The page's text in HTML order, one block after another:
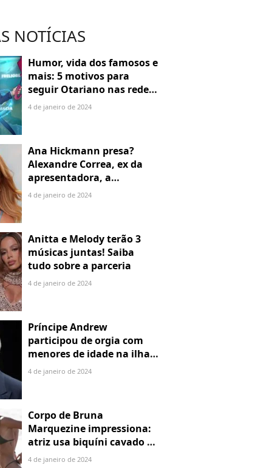
NOTÍCIAS
Humor, vida dos famosos e
mais: 5 motivos para
seguir Otariano nas redes
sociais
4 de janeiro de 2024
Ana Hickmann presa?
Alexandre Correa, ex da
apresentadora, a
denuncia por alienação
4 de janeiro de 2024
Anitta e Melody terão 3
músicas juntas! Saiba
tudo sobre a parceria
4 de janeiro de 2024
Príncipe Andrew
participou de orgia com
menores de idade na ilha
de Jeffrey Epstein, chefe de
4 de janeiro de 2024
Corpo de Bruna
Marquezine impressiona:
atriz usa biquíni cavado e
body chain ao chegar em
4 de janeiro de 2024